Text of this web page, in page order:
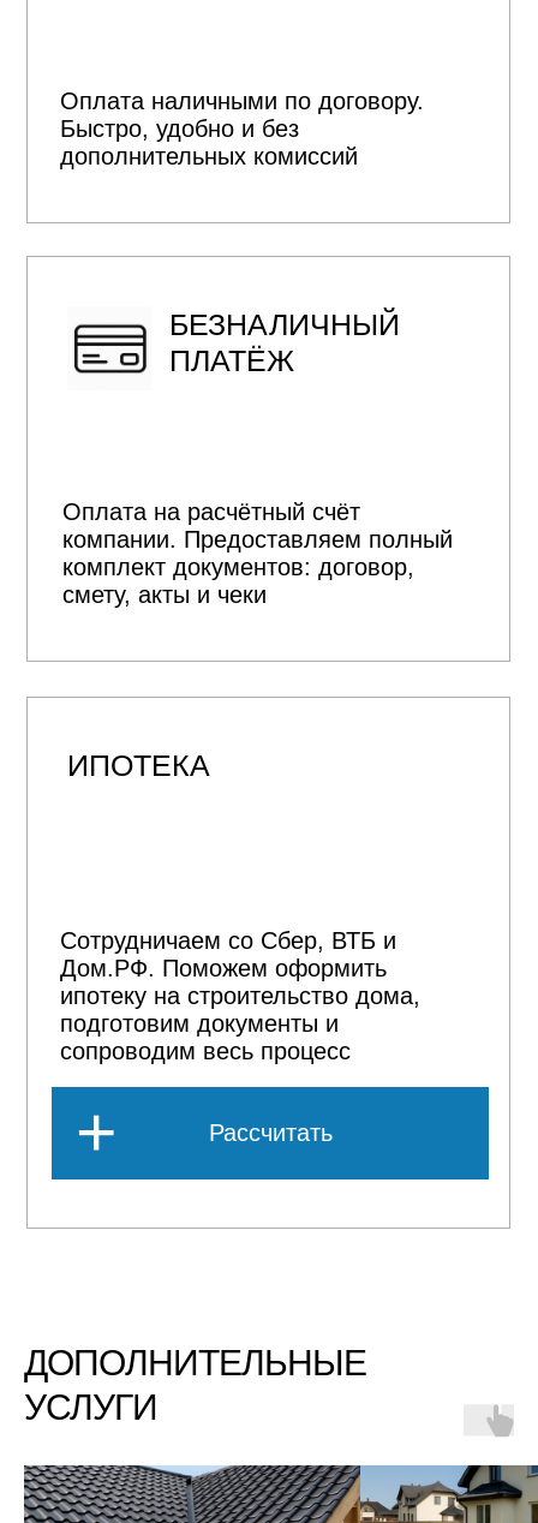
ипотеку на строительство дома,
подготовим документы и
сопроводим весь процесс
ДОПОЛНИТЕЛЬНЫЕ
УСЛУГИ